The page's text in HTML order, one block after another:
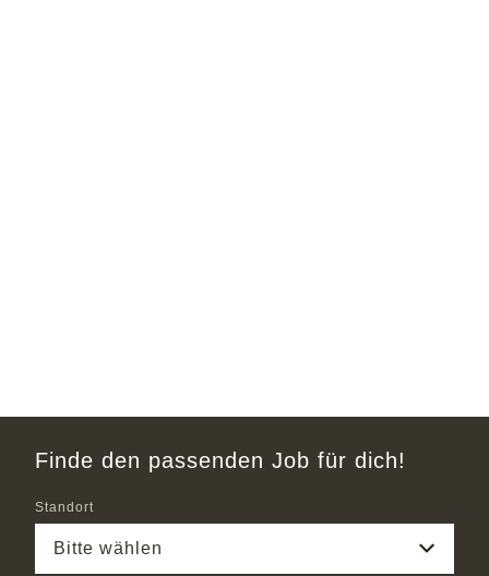
Finde den passenden Job für dich!
Standort
Bitte wählen